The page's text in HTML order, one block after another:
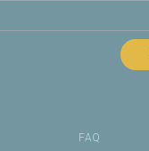
FAQ